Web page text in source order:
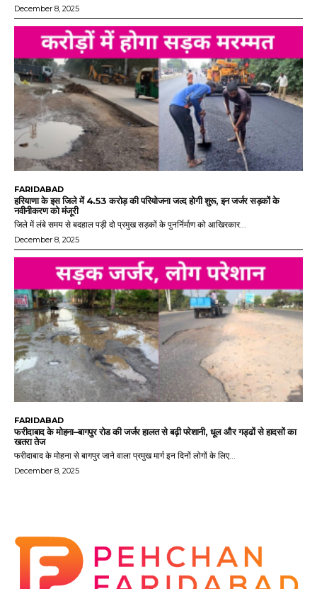
December 8, 2025
FARIDABAD
हरियाणा के इस जिले में 4.53 करोड़ की परियोजना जल्द होगी शुरू, इन जर्जर सड़कों के
नवीनीकरण को मंजूरी
जिले में लंबे समय से बदहाल पड़ी दो प्रमुख सड़कों के पुनर्निर्माण को आखिरकार...
December 8, 2025
FARIDABAD
फरीदाबाद के मोहना–बागपुर रोड की जर्जर हालत से बढ़ी परेशानी, धूल और गड्ढों से हादसों का
खतरा तेज
फरीदाबाद के मोहना से बागपुर जाने वाला प्रमुख मार्ग इन दिनों लोगों के लिए...
December 8, 2025